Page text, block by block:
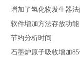
增加了氢化物发生器
软件增加方法存放功
节约分析时间
石墨炉原子吸收增加